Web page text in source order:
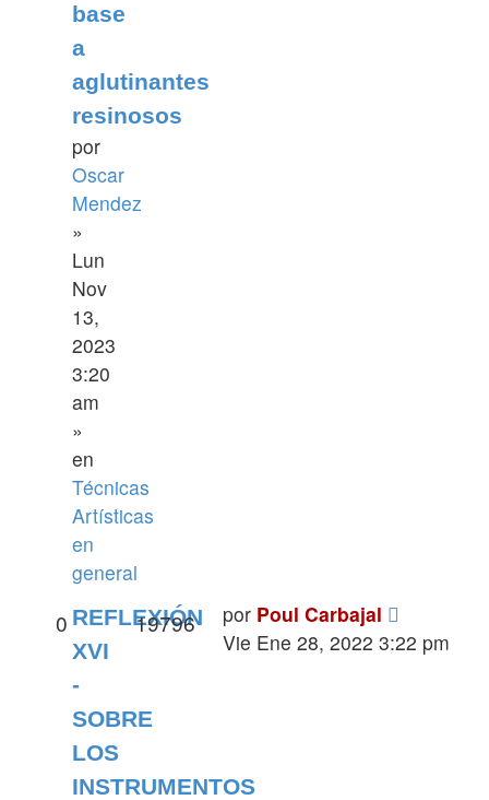
base
a
aglutinantes
resinosos
por
Oscar
Mendez
»
Lun
Nov
13,
2023
3:20
am
»
en
Técnicas
Artísticas
en
general
REFLEXIÓN
XVI
-
SOBRE
LOS
INSTRUMENTOS
0 19796 por Poul Carbajal
Vie Ene 28, 2022 3:22 pm